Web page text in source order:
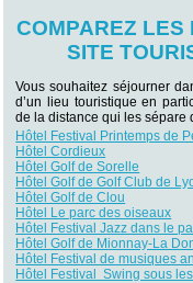
COMPAREZ LES
SITE
Vous souhaitez séjourner
d’un lieu touristique en
de la distance qui les
Hôtel Festival Printemps de
Hôtel Cordieux
Hôtel Golf de Sorelle
Hôtel Golf de Golf Club de
Hôtel Golf de Clou
Hôtel Le parc des oiseaux
Hôtel Festival Jazz dans le
Hôtel Golf de Mionnay-La
Hôtel Festival de musiques
Hôtel Festival Swing sous